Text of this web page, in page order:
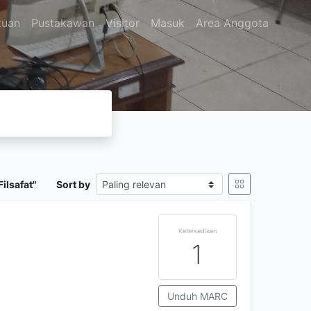
Pustakawan Visitor Masuk Area Anggota
Sort by
Ketersediaan
1
Unduh MARC